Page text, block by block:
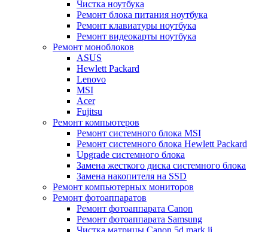
Чистка ноутбука
Ремонт блока питания ноутбука
Ремонт клавиатуры ноутбука
Ремонт видеокарты ноутбука
Ремонт моноблоков
ASUS
Hewlett Packard
Lenovo
MSI
Acer
Fujitsu
Ремонт компьютеров
Ремонт системного блока MSI
Ремонт системного блока Hewlett Packard
Upgrade системного блока
Замена жесткого диска системного блока
Замена накопителя на SSD
Ремонт компьютерных мониторов
Ремонт фотоаппаратов
Ремонт фотоаппарата Canon
Ремонт фотоаппарата Samsung
Чистка матрицы Canon 5d mark ii